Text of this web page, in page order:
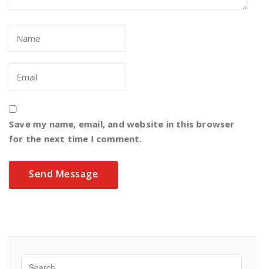
Save my name, email, and website in this browser
for the next time I comment.